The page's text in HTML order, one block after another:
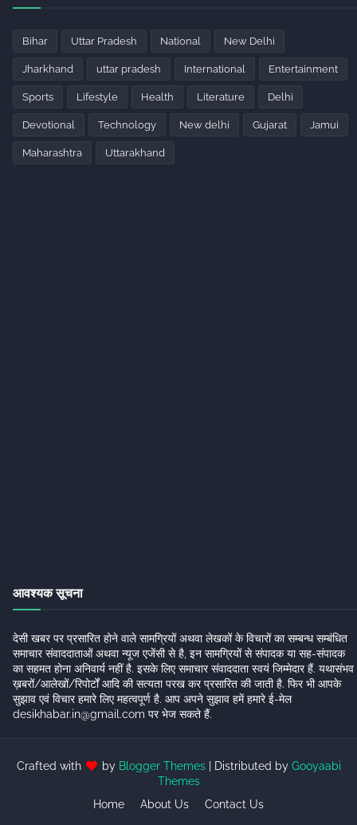
Bihar Uttar Pradesh National New Delhi
Jharkhand uttar pradesh International Entertainment
Sports Lifestyle Health Literature Delhi
Devotional Technology New delhi Gujarat Jamui
Maharashtra Uttarakhand
आवश्यक सूचना
देसी खबर पर प्रसारित होने वाले सामग्रियों अथवा लेखकों के विचारों का सम्बन्ध सम्बंधित
समाचार संवाददाताओं अथवा न्यूज एजेंसी से है, इन सामग्रियों से संपादक या सह-संपादक
का सहमत होना अनिवार्य नहीं है. इसके लिए समाचार संवाददाता स्वयं जिम्मेदार हैं. यथासंभव
ख़बरों/आलेखों/रिपोर्टों आदि की सत्यता परख कर प्रसारित की जाती है. फिर भी आपके
सुझाव एवं विचार हमारे लिए महत्वपूर्ण है. आप अपने सुझाव हमें हमारे ई-मेल
desikhabar.in@gmail.com पर भेज सकते हैं.
Crafted with by Blogger Themes| Distributed by Gooyaabi
Themes
Home
About Us Contact Us